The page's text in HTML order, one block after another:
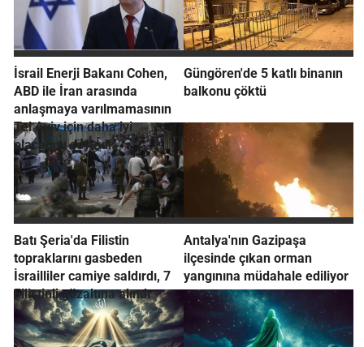
İsrail Enerji Bakanı Cohen,
ABD ile İran arasında
anlaşmaya varılmamasının
Tel Aviv için daha iyi
olacağını söyledi:
Güngören'de 5 katlı binanın
balkonu çöktü
Batı Şeria'da Filistin
topraklarını gasbeden
İsrailliler camiye saldırdı, 7
Filistinli gözaltına alındı
Antalya'nın Gazipaşa
ilçesinde çıkan orman
yangınına müdahale ediliyor